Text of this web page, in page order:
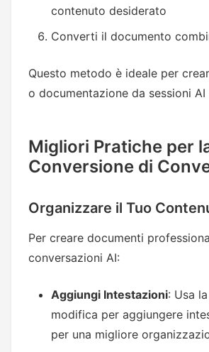
contenuto desiderato
Converti il documento
Questo metodo è ideale per
o documentazione da sessioni AI
Migliori Pratiche per
Conversione di
Organizzare il Tuo
Per creare documenti
conversazioni AI:
Aggiungi Intestazioni: Usa
modifica per aggiungere
per una migliore